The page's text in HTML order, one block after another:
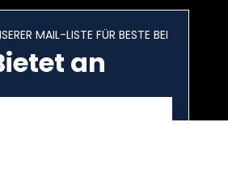
MAIL-LISTE FÜR BESTE BEI
an